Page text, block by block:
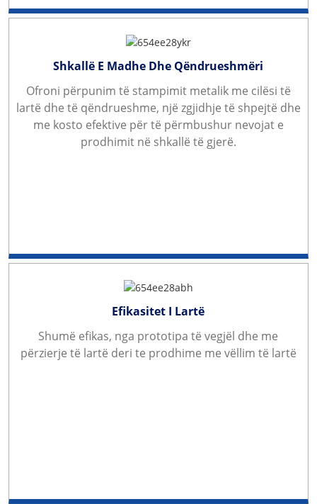
Shkallë E Madhe Dhe Qëndrueshmëri
Ofroni përpunim të stampimit metalik me cilësi të
lartë dhe të qëndrueshme, një zgjidhje të shpejtë dhe
me kosto efektive për të përmbushur nevojat e
prodhimit në shkallë të gjerë.
Efikasitet I Lartë
Shumë efikas, nga prototipa të vegjël dhe me
përzierje të lartë deri te prodhime me vëllim të lartë